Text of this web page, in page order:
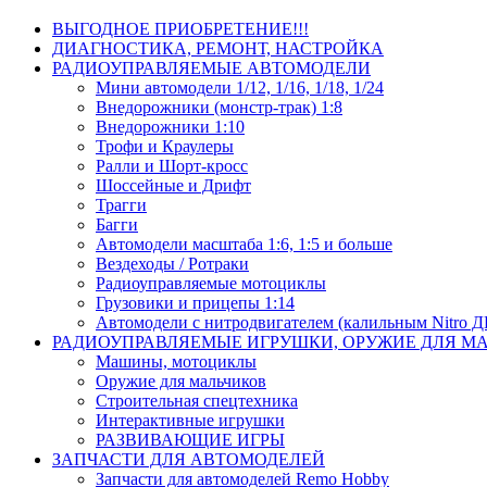
ВЫГОДНОЕ ПРИОБРЕТЕНИЕ!!!
ДИАГНОСТИКА, РЕМОНТ, НАСТРОЙКА
РАДИОУПРАВЛЯЕМЫЕ АВТОМОДЕЛИ
Мини автомодели 1/12, 1/16, 1/18, 1/24
Внедорожники (монстр-трак) 1:8
Внедорожники 1:10
Трофи и Краулеры
Ралли и Шорт-кросс
Шоссейные и Дрифт
Трагги
Багги
Автомодели масштаба 1:6, 1:5 и больше
Вездеходы / Ротраки
Радиоуправляемые мотоциклы
Грузовики и прицепы 1:14
Автомодели с нитродвигателем (калильным Nitro
РАДИОУПРАВЛЯЕМЫЕ ИГРУШКИ, ОРУЖИЕ ДЛЯ
Машины, мотоциклы
Оружие для мальчиков
Строительная спецтехника
Интерактивные игрушки
РАЗВИВАЮЩИЕ ИГРЫ
ЗАПЧАСТИ ДЛЯ АВТОМОДЕЛЕЙ
Запчасти для автомоделей Remo Hobby